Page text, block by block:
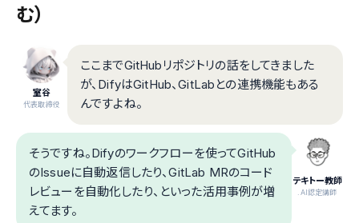
む）
室谷
代表取締役
ここまでGitHubリポジトリの話をしてきました
が、DifyはGitHub、GitLabとの連携機能もある
んですよね。
テキトー教師
.AI認定講師
そうですね。Difyのワークフローを使ってGitHub
のIssueに自動返信したり、GitLab MRのコード
レビューを自動化したり、といった活用事例が増
えてます。